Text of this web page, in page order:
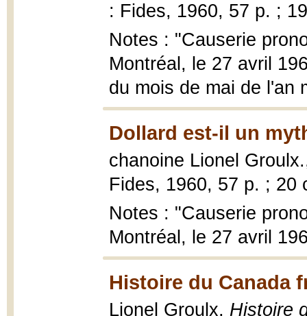
: Fides, 1960, 57 p. ;
Notes : "Causerie
Montréal, le 27 avril
du mois de mai de l'an
Dollard est-il un
chanoine Lionel
Fides, 1960, 57 p. ; 20
Notes : "Causerie
Montréal, le 27 avril
Histoire du Canada
Lionel Groulx, Histoire